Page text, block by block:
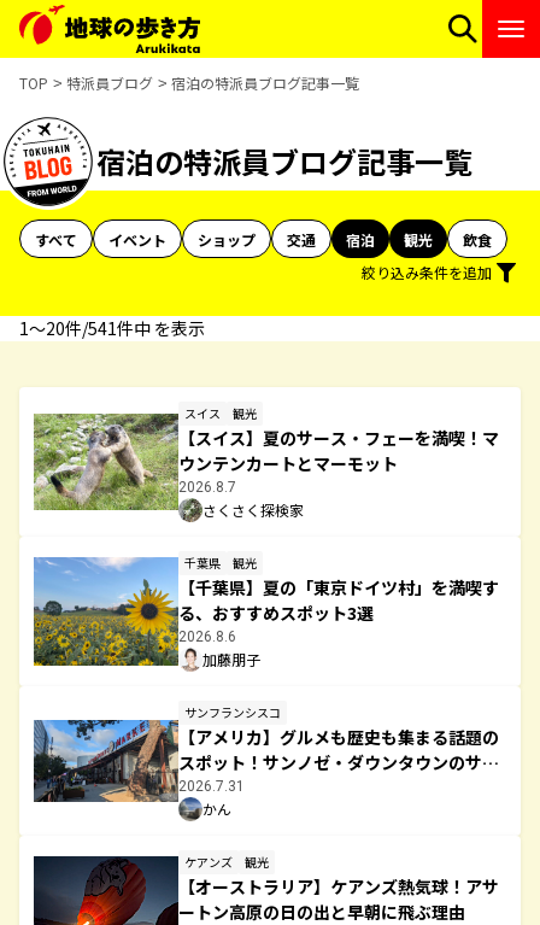
TOP 特派員ブログ 宿泊の特派員ブログ記事一覧
宿泊の特派員ブログ記事一覧
すべて イベント ショップ 交通 宿泊 観光
飲食
絞り込み条件を追加
1〜20件/541件中 を表示
スイス 観光
【スイス】夏のサース・フェーを満喫！マ
ウンテンカートとマーモット
2026.8.7
さくさく探検家
千葉県 観光
【千葉県】夏の「東京ドイツ村」を満喫す
る、おすすめスポット3選
2026.8.6
加藤朋子
サンフランシスコ
【アメリカ】グルメも歴史も集まる話題の
スポット！サンノゼ・ダウンタウンのサン
ペドロスクエア（San Pedro Square）完
全攻略ガイド
2026.7.31
かん
ケアンズ 観光
【オーストラリア】ケアンズ熱気球！アサ
ートン高原の日の出と早朝に飛ぶ理由